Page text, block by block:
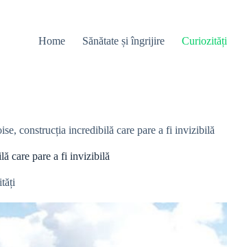
Home
Sănătate și îngrijire Curiozități
construcția incredibilă care pare a fi invizibilă
care pare a fi invizibilă